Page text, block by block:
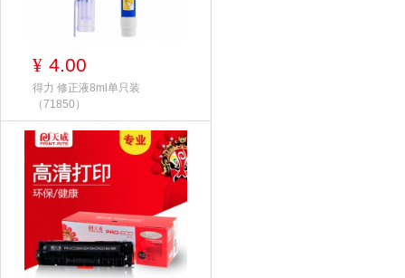
¥ 4.00
得力 修正液8ml单只装
（71850）